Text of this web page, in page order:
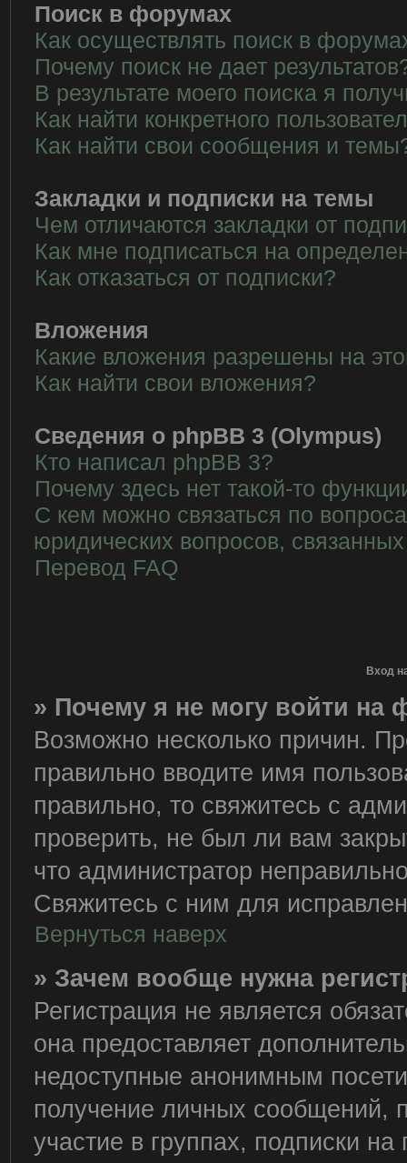
Поиск в форумах
Как осуществлять поиск в
Почему поиск не дает
В результате моего поиска я
Как найти конкретного
Как найти свои сообщения и
Закладки и подписки на темы
Чем отличаются закладки от
Как мне подписаться на
Как отказаться от подписки?
Вложения
Какие вложения разрешены на
Как найти свои вложения?
Сведения о phpBB 3 (Olympus)
Кто написал phpBB 3?
Почему здесь нет такой-то
С кем можно связаться по
юридических вопросов,
Перевод FAQ
Вход
» Почему я не могу войти на
Возможно несколько причин.
правильно вводите имя
правильно, то свяжитесь с
проверить, не был ли вам
что администратор
Свяжитесь с ним для
Вернуться наверх
» Зачем вообще нужна
Регистрация не является
она предоставляет
недоступные анонимным
получение личных сообщений,
участие в группах, подписки